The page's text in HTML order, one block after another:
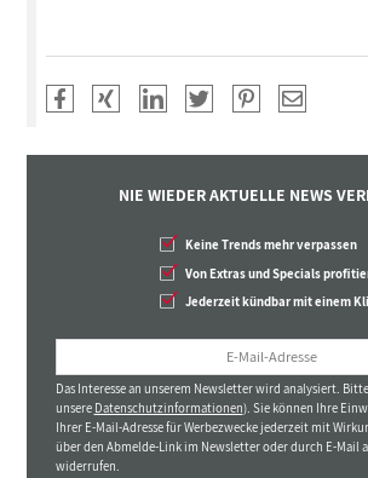
NIE WIEDER AKTUELLE NEWS
Keine Trends mehr verpassen
Von Extras und Specials
Jederzeit kündbar mit einem
Das Interesse an unserem Newsletter wird analysiert.
unsere Datenschutzinformationen). Sie können Ihre
Ihrer E-Mail-Adresse für Werbezwecke jederzeit mit
über den Abmelde-Link im Newsletter oder durch E-Mail
widerrufen.